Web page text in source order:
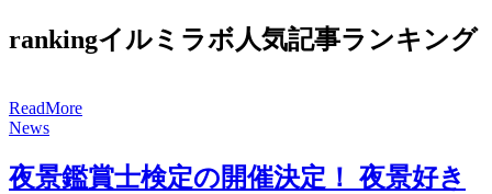
rankingイルミラボ人気記事ランキング
ReadMore
News
夜景鑑賞士検定の開催決定！ 夜景好き